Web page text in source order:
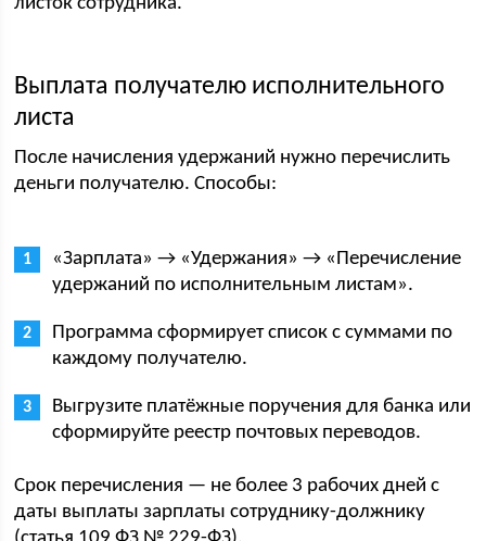
Выплата получателю исполнительного
листа
После начисления удержаний нужно перечислить
деньги получателю. Способы:
«Зарплата» → «Удержания» → «Перечисление
удержаний по исполнительным листам».
Программа сформирует список с суммами по
каждому получателю.
Выгрузите платёжные поручения для банка или
сформируйте реестр почтовых переводов.
Срок перечисления — не более 3 рабочих дней с
даты выплаты зарплаты сотруднику-должнику